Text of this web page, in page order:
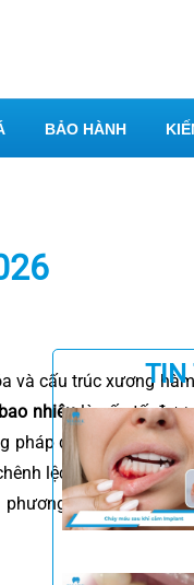
BẢO HÀNH
và cấu trúc xương hàm
nhiêulà yếu tố được
pháp điều trị, tình trạng
lệch nhất định. Vậy
pháp phục hình
TIN